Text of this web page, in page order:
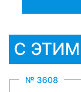
С
№ 3608